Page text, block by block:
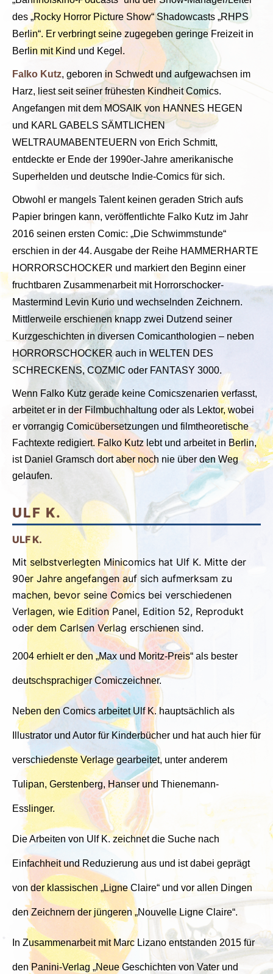
des „Rocky Horror Picture Show“ Shadowcasts „RHPS
Berlin“. Er verbringt seine zugegeben geringe Freizeit in
Berlin mit Kind und Kegel.
Falko Kutz, geboren in Schwedt und aufgewachsen im
Harz, liest seit seiner frühesten Kindheit Comics.
Angefangen mit dem MOSAIK von HANNES HEGEN
und KARL GABELS SÄMTLICHEN
WELTRAUMABENTEUERN von Erich Schmitt,
entdeckte er Ende der 1990er-Jahre amerikanische
Superhelden und deutsche Indie-Comics für sich.
Obwohl er mangels Talent keinen geraden Strich aufs
Papier bringen kann, veröffentlichte Falko Kutz im Jahr
2016 seinen ersten Comic: „Die Schwimmstunde“
erschien in der 44. Ausgabe der Reihe HAMMERHARTE
HORRORSCHOCKER und markiert den Beginn einer
fruchtbaren Zusammenarbeit mit Horrorschocker-
Mastermind Levin Kurio und wechselnden Zeichnern.
Mittlerweile erschienen knapp zwei Dutzend seiner
Kurzgeschichten in diversen Comicanthologien – neben
HORRORSCHOCKER auch in WELTEN DES
SCHRECKENS, COZMIC oder FANTASY 3000.
Wenn Falko Kutz gerade keine Comicszenarien verfasst,
arbeitet er in der Filmbuchhaltung oder als Lektor, wobei
er vorrangig Comicübersetzungen und filmtheoretische
Fachtexte redigiert. Falko Kutz lebt und arbeitet in Berlin,
ist Daniel Gramsch dort aber noch nie über den Weg
gelaufen.
ULF K.
ULF K.
Mit selbstverlegten Minicomics hat Ulf K. Mitte der
90er Jahre angefangen auf sich aufmerksam zu
machen, bevor seine Comics bei verschiedenen
Verlagen, wie Edition Panel, Edition 52, Reprodukt
oder dem Carlsen Verlag erschienen sind.
2004 erhielt er den „Max und Moritz-Preis“ als bester
deutschsprachiger Comiczeichner.
Neben den Comics arbeitet Ulf K. hauptsächlich als
Illustrator und Autor für Kinderbücher und hat auch hier für
verschiedenste Verlage gearbeitet, unter anderem
Tulipan, Gerstenberg, Hanser und Thienemann-
Esslinger.
Die Arbeiten von Ulf K. zeichnet die Suche nach
Einfachheit und Reduzierung aus und ist dabei geprägt
von der klassischen „Ligne Claire“ und vor allen Dingen
den Zeichnern der jüngeren „Nouvelle Ligne Claire“.
In Zusammenarbeit mit Marc Lizano entstanden 2015 für
den Panini-Verlag „Neue Geschichten von Vater und